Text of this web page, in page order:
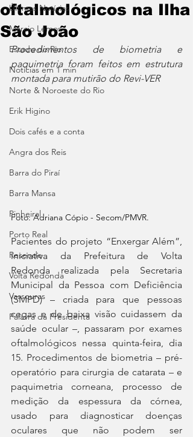
Últimas Notícias
Márcio Lemos
Estado do Rio
Notícias em 1 min
Norte & Noroeste do Rio
Erik Higino
Dois cafés e a conta
Angra dos Reis
Barra do Piraí
Barra Mansa
Pinheiral
Porto Real
Resende
Volta Redonda
Vassouras
Palavra da Presidenta
oftalmológicos na Ilha
São João
Procedimentos de biometria e
paquimetria foram feitos em estrutura
montada para mutirão do Revi-VER
Foto: Adriana Cópio - Secom/PMVR.
Pacientes do projeto “Enxergar Além”,
iniciativa da Prefeitura de Volta
Redonda realizada pela Secretaria
Municipal da Pessoa com Deficiência
(SMPD) – criada para que pessoas
cegas e de baixa visão cuidassem da
saúde ocular –, passaram por exames
oftalmológicos nessa quinta-feira, dia
15. Procedimentos de biometria – pré-
operatório para cirurgia de catarata – e
paquimetria corneana, processo de
medição da espessura da córnea,
usado para diagnosticar doenças
oculares que não podem ser